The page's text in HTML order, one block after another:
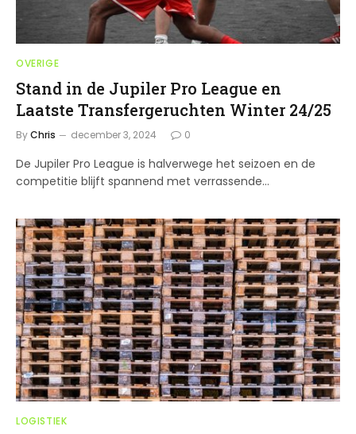
OVERIGE
Stand in de Jupiler Pro League en
Laatste Transfergeruchten Winter 24/25
ByChris december 3, 2024 0
De Jupiler Pro League is halverwege het seizoen en de
competitie blijft spannend met verrassende…
LOGISTIEK